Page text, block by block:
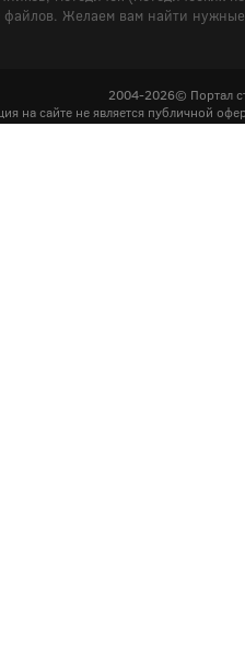
Желаем вам найти
2004-2026© Портал
на сайте не является публичной